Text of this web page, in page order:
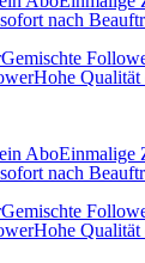
Gemischte
Hohe
Einmalige
Gemischte
Hohe